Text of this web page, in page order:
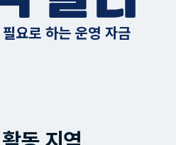
요로 하는 운영 자금